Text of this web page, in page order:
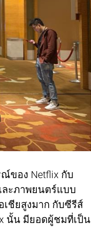
ของ Netflix กับ
ละภาพยนตร์แบบ
ชียสูงมาก กับซีรีส์
นั้น มียอดผู้ชมที่เป็น